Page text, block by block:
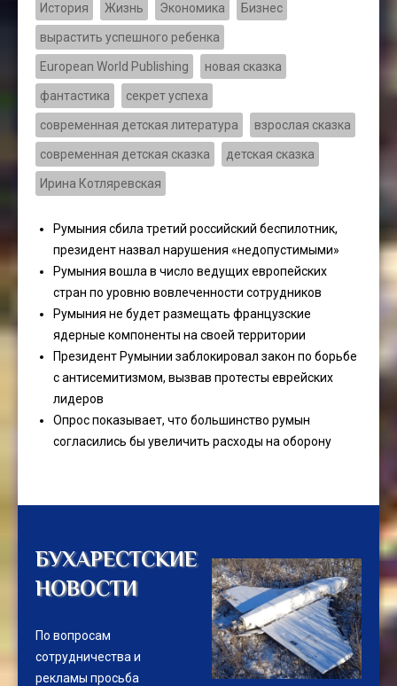
История Жизнь Экономика Бизнес
вырастить успешного ребенка
European World Publishing новая сказка
фантастика секрет успеха
современная детская литература взрослая сказка
современная детская сказка детская сказка
Ирина Котляревская
Румыния сбила третий российский беспилотник,
президент назвал нарушения «недопустимыми»
Румыния вошла в число ведущих европейских
стран по уровню вовлеченности сотрудников
Румыния не будет размещать французские
ядерные компоненты на своей территории
Президент Румынии заблокировал закон по борьбе
с антисемитизмом, вызвав протесты еврейских
лидеров
Опрос показывает, что большинство румын
согласились бы увеличить расходы на оборону
БУХАРЕСТСКИЕ
НОВОСТИ
По вопросам
сотрудничества и
рекламы просьба